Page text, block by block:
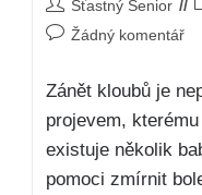
Šťastný Senior
Žádný komentář
Zánět kloubů je
projevem,
existuje několik
pomoci zmírnit